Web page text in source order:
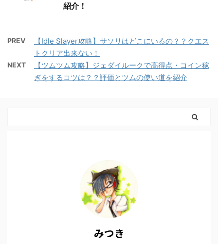
紹介！
PREV
【Idle Slayer攻略】サソリはどこにいるの？？クエス
トクリア出来ない！
NEXT
【ツムツム攻略】ジェダイルークで高得点・コイン稼
ぎをするコツは？？評価とツムの使い道を紹介
みつき